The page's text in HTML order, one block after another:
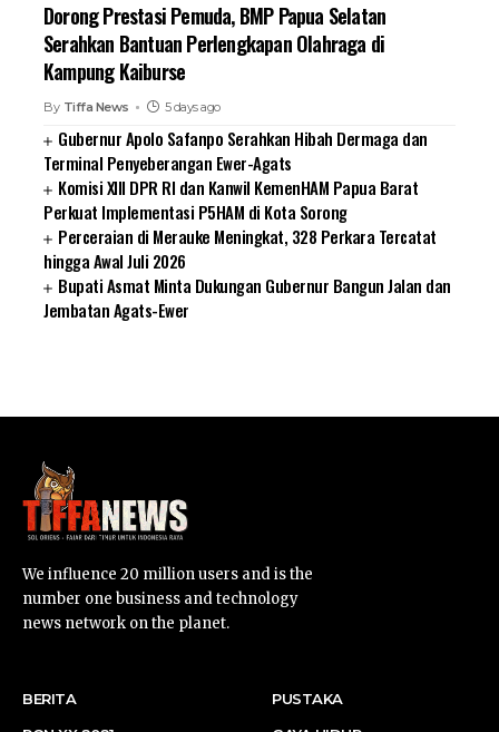
Dorong Prestasi Pemuda, BMP Papua Selatan
Serahkan Bantuan Perlengkapan Olahraga di
Kampung Kaiburse
By Tiffa News 5 days ago
Gubernur Apolo Safanpo Serahkan Hibah Dermaga dan
Terminal Penyeberangan Ewer-Agats
Komisi XIII DPR RI dan Kanwil KemenHAM Papua Barat
Perkuat Implementasi P5HAM di Kota Sorong
Perceraian di Merauke Meningkat, 328 Perkara Tercatat
hingga Awal Juli 2026
Bupati Asmat Minta Dukungan Gubernur Bangun Jalan dan
Jembatan Agats-Ewer
We influence 20 million users and is the
number one business and technology
news network on the planet.
BERITA
PUSTAKA